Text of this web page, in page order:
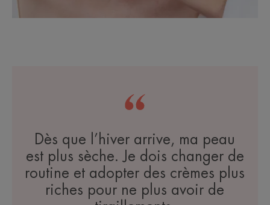
Dès que l’hiver arrive, ma peau
est plus sèche. Je dois changer de
routine et adopter des crèmes plus
riches pour ne plus avoir de